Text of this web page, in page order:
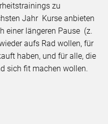
zu
Jahr Kurse anbieten
einer längeren Pause (z.
aufs Rad wollen, für
haben, und für alle, die
sich fit machen wollen.